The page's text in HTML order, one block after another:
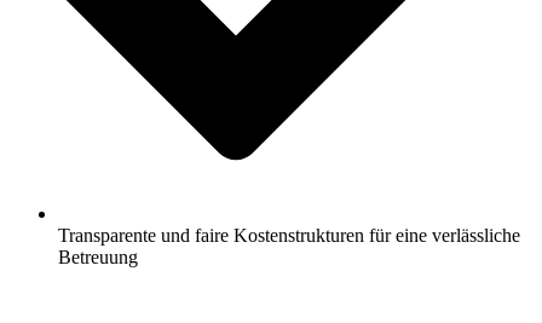
Transparente und faire Kostenstrukturen für eine verlässliche
Betreuung